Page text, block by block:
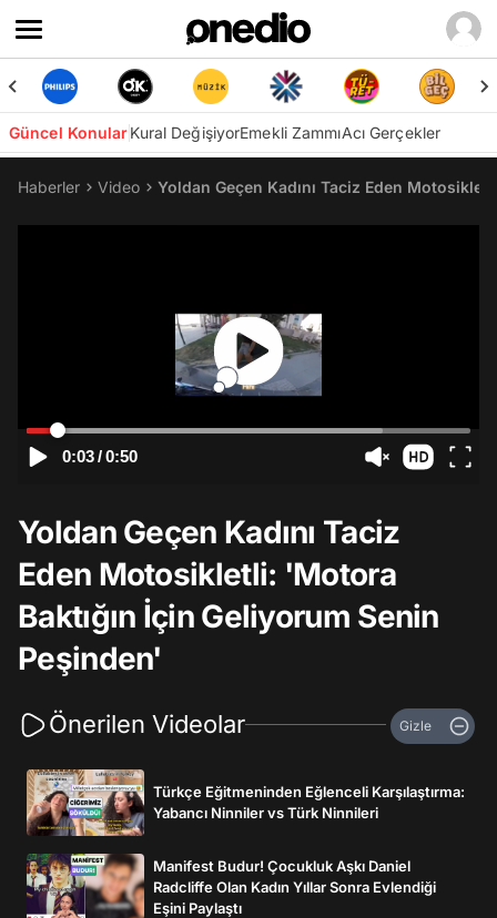
Güncel KonularKural DeğişiyorEmekli ZammıAcı Gerçekler
Haberler Video Yoldan Geçen Kadını Taciz Eden
0:03/0:50
Yoldan Geçen Kadını Taciz
Eden Motosikletli: 'Motora
Baktığın İçin Geliyorum Senin
Peşinden'
Önerilen Videolar Gizle
Türkçe Eğitmeninden Eğlenceli Karşılaştırma:
Yabancı Ninniler vs Türk Ninnileri
Manifest Budur! Çocukluk Aşkı Daniel
Radcliffe Olan Kadın Yıllar Sonra Evlendiği
Eşini Paylaştı